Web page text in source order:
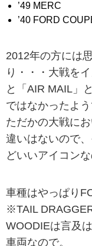
’49 MERC
’40 FORD
2012年の方には
り・・・大戦を
と「AIR MAIL」
ではなかったよう
ただかの大戦に
違いはないので
どいいアイコン
車種はやっぱり
※TAIL
WOODIEは言及
車両なので。